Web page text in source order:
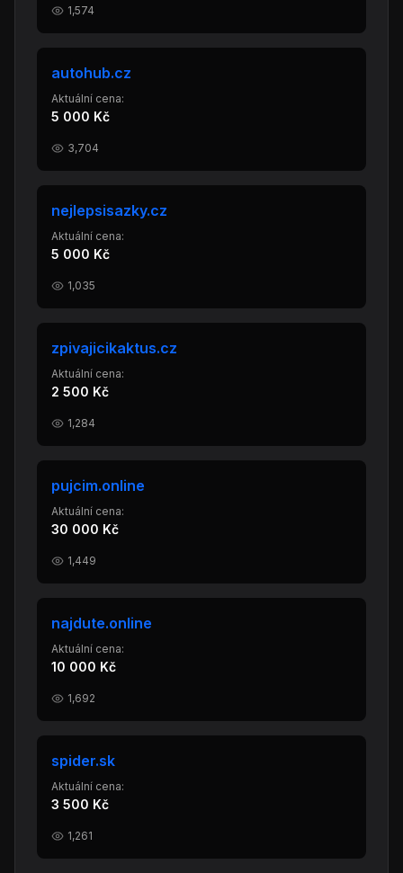
1,574
autohub.cz
Aktuální cena:
5 000 Kč
3,704
nejlepsisazky.cz
Aktuální cena:
5 000 Kč
1,035
zpivajicikaktus.cz
Aktuální cena:
2 500 Kč
1,284
pujcim.online
Aktuální cena:
30 000 Kč
1,449
najdute.online
Aktuální cena:
10 000 Kč
1,692
spider.sk
Aktuální cena:
3 500 Kč
1,261